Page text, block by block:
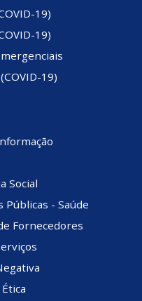
19)
19)
19)
Social
Públicas - Saúde
Fornecedores